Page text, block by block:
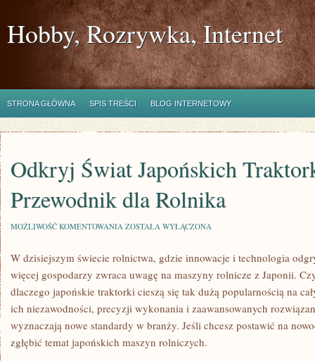
Hobby, Rozrywka, Internet
STRONA GŁÓWNA SPIS TREŚCI BLOG INTERNETOWY
Odkryj Świat Japońskich
Przewodnik dla Rolnika
MOŻLIWOŚĆ KOMENTOWANIA ODKRYJ
TRAKTORKÓW:
DLA
ROLNIKA
ZOSTAŁA WYŁĄCZONA
W dzisiejszym świecie rolnictwa, gdzie innowacje i technologia
więcej gospodarzy zwraca uwagę na maszyny rolnicze z Japonii.
dlaczego japońskie traktorki cieszą się tak dużą popularnością na
ich niezawodności, precyzji wykonania i zaawansowanych
wyznaczają nowe standardy w branży. Jeśli chcesz postawić na
zgłębić temat japońskich maszyn rolniczych.